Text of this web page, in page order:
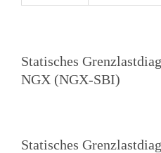
Statisches
NGX (NGX-SBI)
Statisches